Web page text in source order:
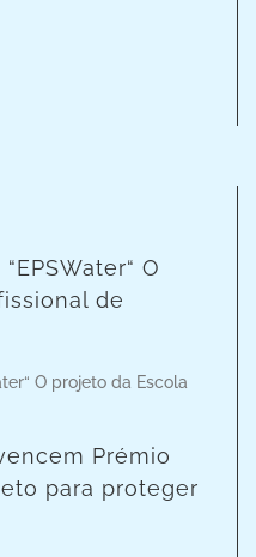
O
de
O projeto da Escola
Prémio
para proteger